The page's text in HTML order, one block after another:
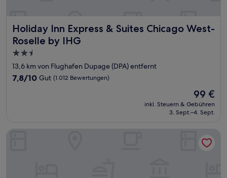
Holiday Inn Express & Suites Chicago West-
Roselle by IHG
Holiday Inn Express & Suites Chicago West-Roselle by IHG
2.5-
Sterne-
Unterkunft
13,6 km von Flughafen Dupage (DPA) entfernt
7.8
7,8/10 Gut (1.012 Bewertungen)
Der
Preis
beträgt
99 €
inkl. Steuern & Gebühren
3. Sept.–4. Sept.
Sonesta Simply Suites Naperville Warrenville